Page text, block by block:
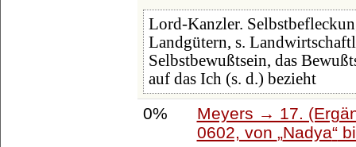
Lord-Kanzler.
Landgütern, s.
Selbstbewußtsein, das
auf das Ich (s. d.) bezieht
0%
Meyers → 17.
0602, von Nadya